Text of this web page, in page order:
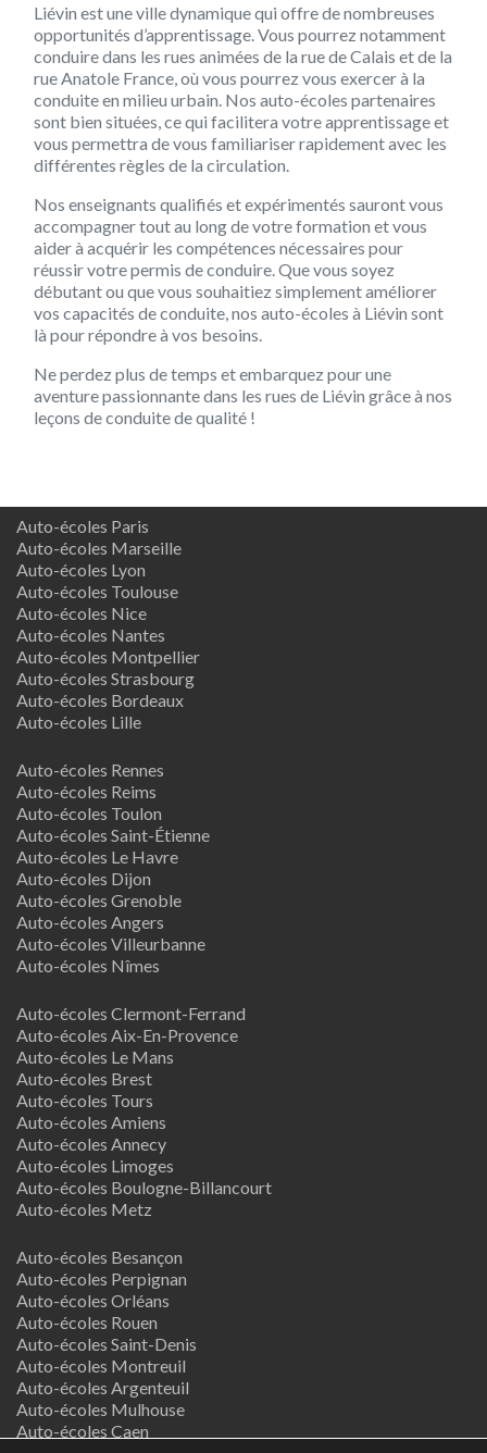
Liévin est une ville dynamique qui offre de nombreuses
opportunités d’apprentissage. Vous pourrez notamment
conduire dans les rues animées de la rue de Calais et de la
rue Anatole France, où vous pourrez vous exercer à la
conduite en milieu urbain. Nos auto-écoles partenaires
sont bien situées, ce qui facilitera votre apprentissage et
vous permettra de vous familiariser rapidement avec les
différentes règles de la circulation.
Nos enseignants qualifiés et expérimentés sauront vous
accompagner tout au long de votre formation et vous
aider à acquérir les compétences nécessaires pour
réussir votre permis de conduire. Que vous soyez
débutant ou que vous souhaitiez simplement améliorer
vos capacités de conduite, nos auto-écoles à Liévin sont
là pour répondre à vos besoins.
Ne perdez plus de temps et embarquez pour une
aventure passionnante dans les rues de Liévin grâce à nos
leçons de conduite de qualité !
Auto-écoles Paris
Auto-écoles Marseille
Auto-écoles Lyon
Auto-écoles Toulouse
Auto-écoles Nice
Auto-écoles Nantes
Auto-écoles Montpellier
Auto-écoles Strasbourg
Auto-écoles Bordeaux
Auto-écoles Lille
Auto-écoles Rennes
Auto-écoles Reims
Auto-écoles Toulon
Auto-écoles Saint-Étienne
Auto-écoles Le Havre
Auto-écoles Dijon
Auto-écoles Grenoble
Auto-écoles Angers
Auto-écoles Villeurbanne
Auto-écoles Nîmes
Auto-écoles Clermont-Ferrand
Auto-écoles Aix-En-Provence
Auto-écoles Le Mans
Auto-écoles Brest
Auto-écoles Tours
Auto-écoles Amiens
Auto-écoles Annecy
Auto-écoles Limoges
Auto-écoles Boulogne-Billancourt
Auto-écoles Metz
Auto-écoles Besançon
Auto-écoles Perpignan
Auto-écoles Orléans
Auto-écoles Rouen
Auto-écoles Saint-Denis
Auto-écoles Montreuil
Auto-écoles Argenteuil
Auto-écoles Mulhouse
Auto-écoles Caen